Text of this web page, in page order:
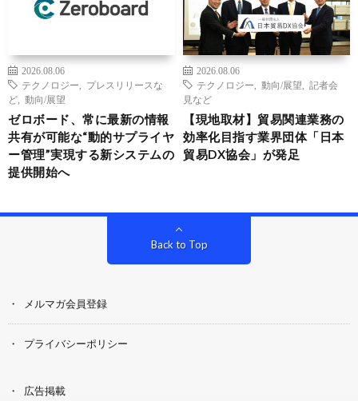
2026.08.06
テクノロジー
プレスリリースな
ど
動向/展望
ゼロボード、常に最新の情報
共有が可能な“動的サプライヤ
ー管理”実現する新システムの
提供開始へ
2026.08.06
テクノロジー
動向/展望
記者会
見など
【現地取材】貿易関連業務の
効率化目指す業界団体「日本
貿易DX協会」が発足
Back to Top
メルマガ会員登録
プライバシーポリシー
広告掲載